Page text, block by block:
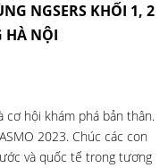
NGSERS KHỐI 1, 2
HÀ NỘI
cơ hội khám phá bản thân.
2023. Chúc các con
và quốc tế trong tương